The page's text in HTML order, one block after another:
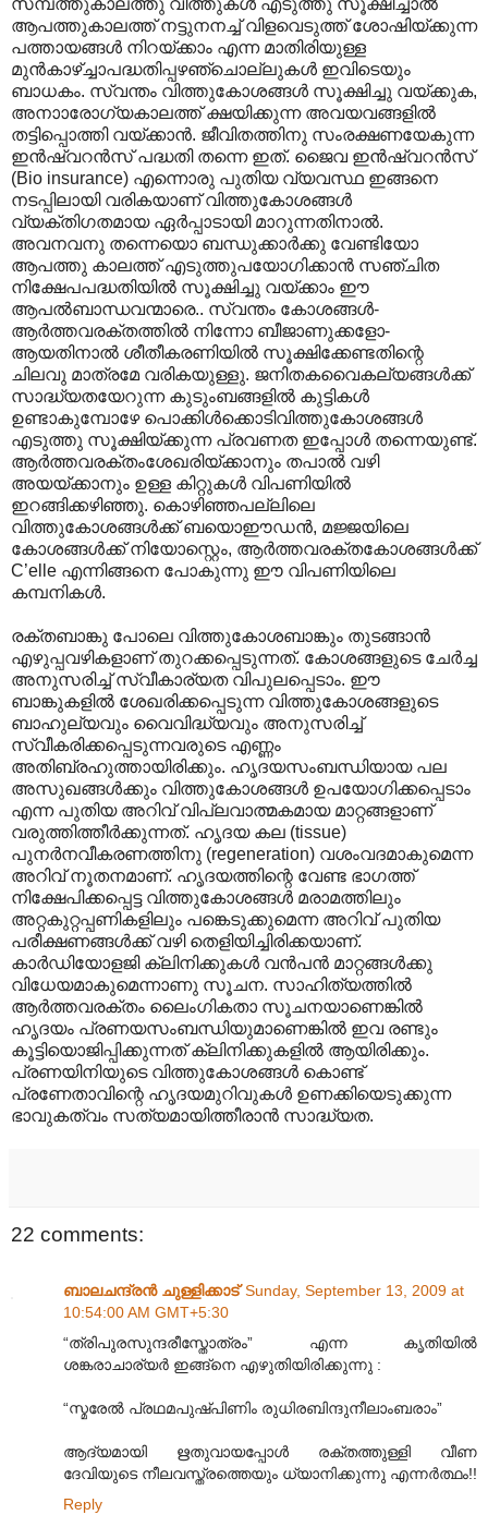
ആപത്തുകാലത്ത് നട്ടുനനച്ച് വിളവെടുത്ത് ശോഷിയ്ക്കുന്ന
പത്തായങ്ങൾ നിറയ്ക്കാം എന്ന മാതിരിയുള്ള
മുൻ‌കാഴ്ച്ചാപദ്ധതിപ്പഴഞ്ചൊല്ലുകൾ ഇവിടെയും
ബാധകം. സ്വന്തം വിത്തുകോശങ്ങൾ സൂക്ഷിച്ചു വയ്ക്കുക,
അനാ‍ാരോഗ്യകാലത്ത് ക്ഷയിക്കുന്ന അവയവങ്ങളിൽ
തട്ടിപ്പൊത്തി വയ്ക്കാൻ. ജീവിതത്തിനു സംരക്ഷണയേകുന്ന
ഇൻഷ്വറൻസ് പദ്ധതി തന്നെ ഇത്. ജൈവ ഇൻഷ്വറൻസ്
(Bio insurance) എന്നൊരു പുതിയ വ്യവസ്ഥ ഇങ്ങനെ
നടപ്പിലായി വരികയാണ് വിത്തുകോശങ്ങൾ
വ്യക്തിഗതമായ ഏർപ്പാടായി മാറുന്നതിനാൽ.
അവനവനു തന്നെയൊ ബന്ധുക്കാർക്കു വേണ്ടിയോ
ആപത്തു കാലത്ത് എടുത്തുപയോഗിക്കാൻ സഞ്ചിത
നിക്ഷേപപദ്ധതിയിൽ സൂക്ഷിച്ചു വയ്ക്കാം ഈ
ആപൽബാന്ധവന്മാരെ.. സ്വന്തം കോശങ്ങൾ-
ആർത്തവരക്തത്തിൽ നിന്നോ ബീജാണുക്കളോ-
ആയതിനാൽ ശീതീകരണിയിൽ സൂക്ഷിക്കേണ്ടതിന്റെ
ചിലവു മാത്രമേ വരികയുള്ളു. ജനിതകവൈകല്യങ്ങൾക്ക്
സാദ്ധ്യതയേറുന്ന കുടുംബങ്ങളിൽ കുട്ടികൾ
ഉണ്ടാകുമ്പോഴേ പൊക്കിൾക്കൊടിവിത്തുകോശങ്ങൾ
എടുത്തു സൂക്ഷിയ്ക്കുന്ന പ്രവണത ഇപ്പോൾ തന്നെയുണ്ട്.
ആർത്തവരക്തംശേഖരിയ്ക്കാനും തപാൽ വഴി
അയയ്ക്കാനും ഉള്ള കിറ്റുകൾ വിപണിയിൽ
ഇറങ്ങിക്കഴിഞ്ഞു. കൊഴിഞ്ഞപല്ലിലെ
വിത്തുകോശങ്ങൾക്ക് ബയൊഈഡൻ, മജ്ജയിലെ
കോശങ്ങൾക്ക് നിയോസ്റ്റെം, ആർത്തവരക്തകോശങ്ങൾക്ക്
C’elle എന്നിങ്ങനെ പോകുന്നു ഈ വിപണിയിലെ
കമ്പനികൾ.
രക്തബാ‍ങ്കു പോലെ വിത്തുകോശബാങ്കും തുടങ്ങാൻ
എഴുപ്പവഴികളാണ് തുറക്കപ്പെടുന്നത്. കോശങ്ങളുടെ ചേർച്ച
അനുസരിച്ച് സ്വീകാര്യത വിപുലപ്പെടാം. ഈ
ബാങ്കുകളിൽ ശേഖരിക്കപ്പെടുന്ന വിത്തുകോശങ്ങളുടെ
ബാഹുല്യവും വൈവിദ്ധ്യവും അനുസരിച്ച്
സ്വീകരിക്കപ്പെടുന്നവരുടെ എണ്ണം
അതിബ്രഹുത്തായിരിക്കും. ഹൃദയസംബന്ധിയായ പല
അസുഖങ്ങൾക്കും വിത്തുകോശങ്ങൾ ഉപയോഗിക്കപ്പെടാം
എന്ന പുതിയ അറിവ് വിപ്ലവാത്മകമായ മാറ്റങ്ങളാണ്
വരുത്തിത്തീർക്കുന്നത്. ഹൃദയ കല (tissue)
പുനർനവീകരണത്തിനു (regeneration) വശംവദമാകുമെന്ന
അറിവ് നൂതനമാണ്. ഹൃദയത്തിന്റെ വേണ്ട ഭാഗത്ത്
നിക്ഷേപിക്കപ്പെട്ട വിത്തുകോശങ്ങൾ മരാമത്തിലും
അറ്റകുറ്റപ്പണികളിലും പങ്കെടുക്കുമെന്ന അറിവ് പുതിയ
പരീക്ഷണങ്ങൾക്ക് വഴി തെളിയിച്ചിരിക്കയാണ്.
കാർഡിയോളജി ക്ലിനിക്കുകൾ വൻപൻ മാറ്റങ്ങൾക്കു
വിധേയമാകുമെന്നാണു സൂചന. സാഹിത്യത്തിൽ
ആർത്തവരക്തം ലൈംഗികതാ സൂചനയാണെങ്കിൽ
ഹൃദയം പ്രണയസംബന്ധിയുമാണെങ്കിൽ ഇവ രണ്ടും
കൂട്ടിയൊജിപ്പിക്കുന്നത് ക്ലിനിക്കുകളിൽ ആയിരിക്കും.
പ്രണയിനിയുടെ വിത്തുകോശങ്ങൾ കൊണ്ട്
പ്രണേതാവിന്റെ ഹൃദയമുറിവുകൾ ഉണക്കിയെടുക്കുന്ന
ഭാവുകത്വം സത്യമായിത്തീരാൻ സാദ്ധ്യത.
22 comments:
ബാലചന്ദ്രൻ ചുള്ളിക്കാട് Sunday, September 13, 2009 at
10:54:00 AM GMT+5:30
“ത്രിപുരസുന്ദരീസ്തോത്രം” എന്ന കൃതിയിൽ
ശങ്കരാചാര്യർ ഇങ്ങ്നെ എഴുതിയിരിക്കുന്നു :
“സ്മരേൽ പ്രഥമപുഷ്പിണിം രുധിരബിന്ദുനീലാംബരാം”
ആദ്യമായി ഋതുവായപ്പോൾ രക്തത്തുള്ളി വീണ
ദേവിയുടെ നീലവസ്ത്രത്തെയും ധ്യാനിക്കുന്നു എന്നർത്ഥം!!
Reply